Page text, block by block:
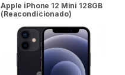
Apple iPhone 12 Mini 128GB
(Reacondicionado)